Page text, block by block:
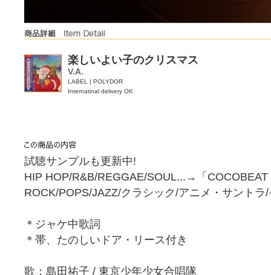
楽しいよい子のクリスマス
V.A.
LABEL | POLYDOR
Internatinal delivery OK
試聴サンプルも更新中!
HIP HOP/R&B/REGGAE/SOUL...→「COCOBEAT
ROCK/POPS/JAZZ/クラシック/アニメ・サント
＊ジャケ中歌詞
＊帯、たのしいドア・リース付き
歌：島田祐子 / 東京少年少女合唱隊